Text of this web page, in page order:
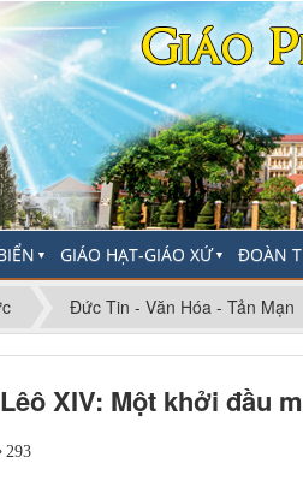
▼ GIÁO HẠT-GIÁO XỨ▼ ĐOÀN
Đức Tin - Văn Hóa - Tản Mạn
XIV: Một khởi đầu
293